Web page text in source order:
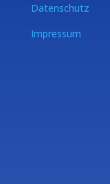
Datenschutz
Impressum